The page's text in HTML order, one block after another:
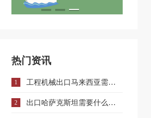
热门资讯
1 工程机械出口马来西亚需要什么手续和证件？
2 出口哈萨克斯坦需要什么认证？一文详解核心准入要求